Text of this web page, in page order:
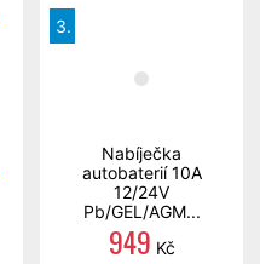
3.
Nabíječka
autobaterií 10A
12/24V
Pb/GEL/AGM...
949 Kč